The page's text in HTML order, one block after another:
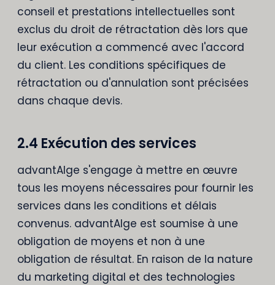
conseil et prestations intellectuelles sont
exclus du droit de rétractation dès lors que
leur exécution a commencé avec l'accord
du client. Les conditions spécifiques de
rétractation ou d'annulation sont précisées
dans chaque devis.
2.4 Exécution des services
advantAIge s'engage à mettre en œuvre
tous les moyens nécessaires pour fournir les
services dans les conditions et délais
convenus. advantAIge est soumise à une
obligation de moyens et non à une
obligation de résultat. En raison de la nature
du marketing digital et des technologies